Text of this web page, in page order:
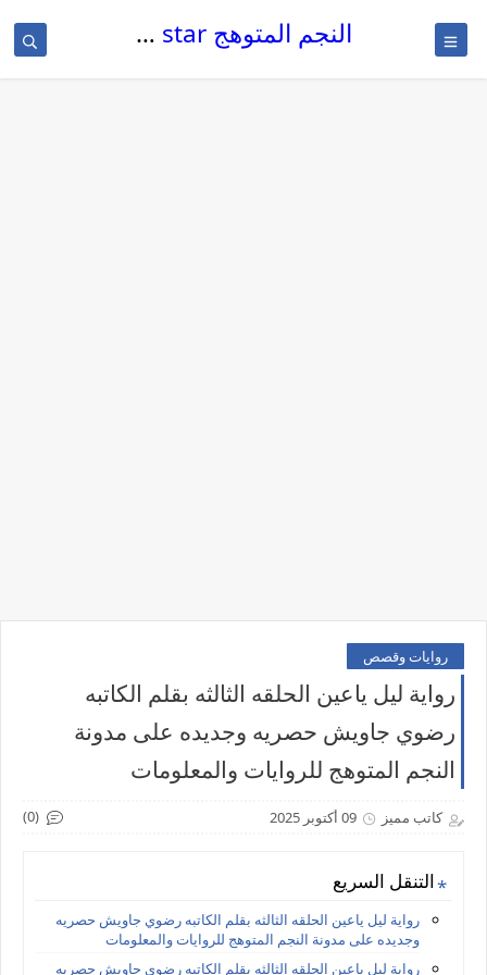
النجم المتوهج The glowing star
روايات وقصص
رواية ليل ياعين الحلقه الثالثه بقلم الكاتبه
رضوي جاويش حصريه وجديده على مدونة
النجم المتوهج للروايات والمعلومات
كاتب مميز 09 أكتوبر 2025 (0)
التنقل السريع
رواية ليل ياعين الحلقه الثالثه بقلم الكاتبه رضوي جاويش حصريه
وجديده على مدونة النجم المتوهج للروايات والمعلومات
رواية ليل ياعين الحلقه الثالثه بقلم الكاتبه رضوي جاويش حصريه